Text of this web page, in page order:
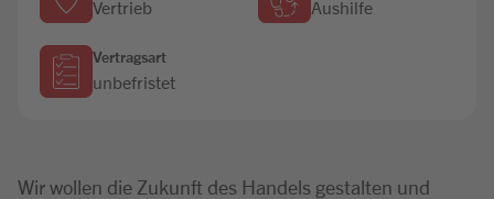
Vertrieb Aushilfe
Vertragsart
unbefristet
Wir wollen die Zukunft des Handels gestalten und